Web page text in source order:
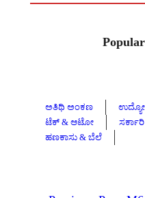
ಅತಿಥಿ ಅಂಕಣ
ಟೆಕ್ & ಆಟೋ
ಹಣಕಾಸು & ಬೆಲೆ